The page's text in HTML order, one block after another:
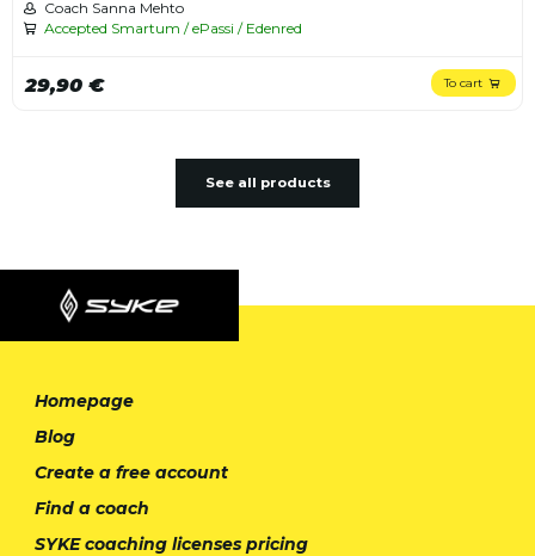
Coach Sanna Mehto
Accepted Smartum / ePassi / Edenred
29,90 € To cart
See all products
Homepage
Blog
Create a free account
Find a coach
SYKE coaching licenses pricing